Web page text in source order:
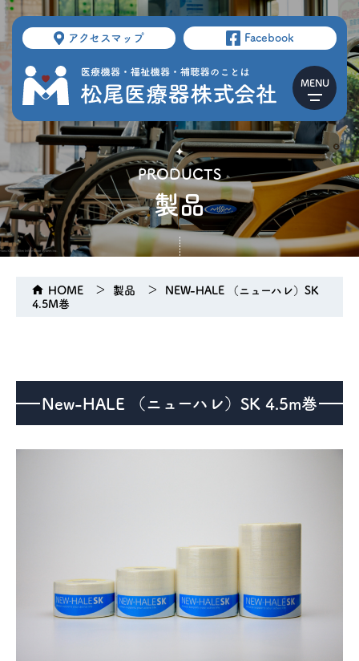
アクセスマップ Facebook
補聴器のマツオ
PRODUCTS
製品
HOME 製品
NEW-HALE （ニューハレ）SK
4.5M巻
New-HALE （ニューハレ）SK 4.5m巻